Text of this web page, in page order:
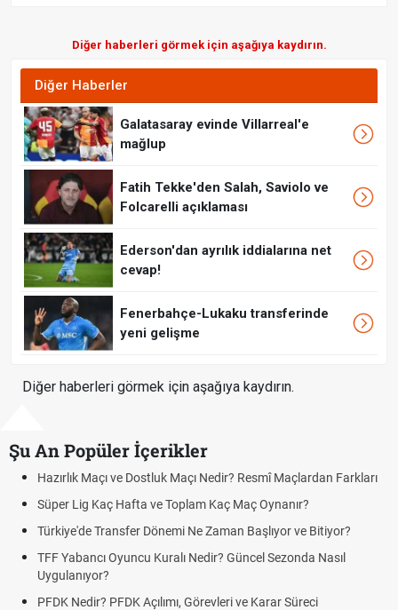
Diğer haberleri görmek için aşağıya kaydırın.
Diğer Haberler
Galatasaray evinde Villarreal'e
mağlup
Fatih Tekke'den Salah, Saviolo ve
Folcarelli açıklaması
Ederson'dan ayrılık iddialarına net
cevap!
Fenerbahçe-Lukaku transferinde
yeni gelişme
Diğer haberleri görmek için aşağıya kaydırın.
Şu An Popüler İçerikler
Hazırlık Maçı ve Dostluk Maçı Nedir? Resmî Maçlardan Farkları
Süper Lig Kaç Hafta ve Toplam Kaç Maç Oynanır?
Türkiye'de Transfer Dönemi Ne Zaman Başlıyor ve Bitiyor?
TFF Yabancı Oyuncu Kuralı Nedir? Güncel Sezonda Nasıl
Uygulanıyor?
PFDK Nedir? PFDK Açılımı, Görevleri ve Karar Süreci